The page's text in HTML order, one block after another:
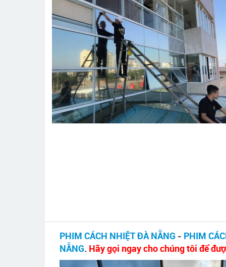
PHIM CÁCH NHIỆT ĐÀ NẴNG - PHIM
NẴNG. Hãy gọi ngay cho chúng tôi để